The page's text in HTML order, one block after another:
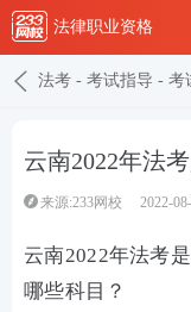
法律职业资格
法考 - 考试指导 - 考
云南2022年法
来源:233网校 2022-
云南2022年法考
哪些科目？